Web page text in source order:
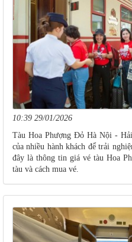
10:39 29/01/2026
Tàu Hoa Phượng Đỏ Hà Nội -
của nhiều hành khách để trải
đây là thông tin giá vé tàu Hoa
tàu và cách mua vé.